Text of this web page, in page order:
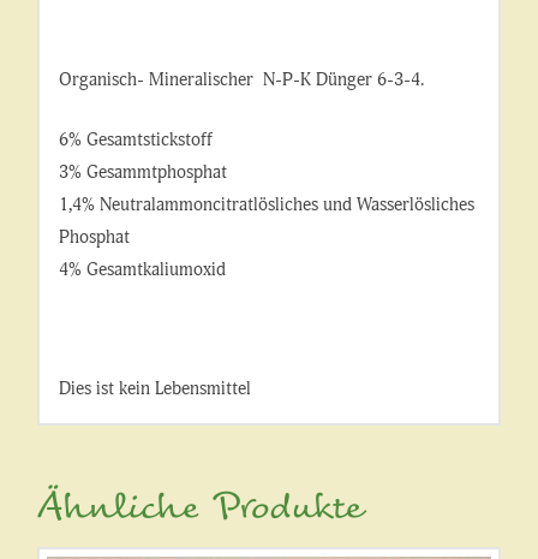
Organisch- Mineralischer N-P-K Dünger 6-3-4.
6% Gesamtstickstoff
3% Gesammtphosphat
1,4% Neutralammoncitratlösliches und Wasserlösliches
Phosphat
4% Gesamtkaliumoxid
Dies ist kein Lebensmittel
Ähnliche Produkte